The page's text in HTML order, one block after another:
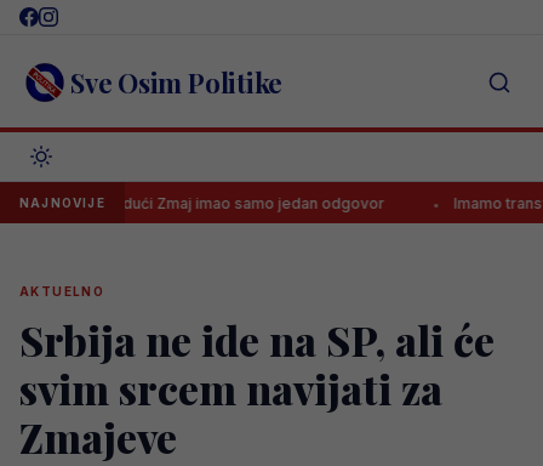
Skip
content Sve Osim Politike
NAJNOVIJE
budući Zmaj imao samo jedan odgovor Imamo transfer
AKTUELNO
Srbija ne ide na SP, ali će
svim srcem navijati za
Zmajeve